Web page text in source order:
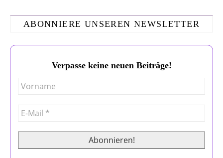
ABONNIERE UNSEREN NEWSLETTER
Verpasse keine neuen Beiträge!